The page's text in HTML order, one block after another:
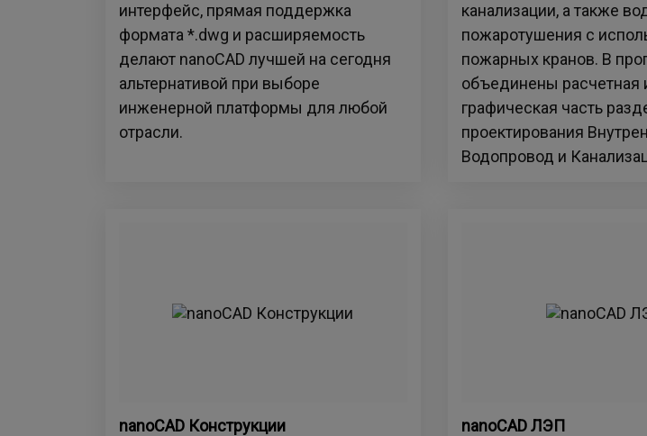
интерфейс, прямая поддержка
формата *.dwg и расширяемость
делают nanoCAD лучшей на сегодня
альтернативой при выборе
инженерной платформы для любой
отрасли.
канализации, а также
пожаротушения с
пожарных кранов. В
объединены расчетная
графическая часть
проектирования
Водопровод и
nanoCAD Конструкции nanoCAD ЛЭП